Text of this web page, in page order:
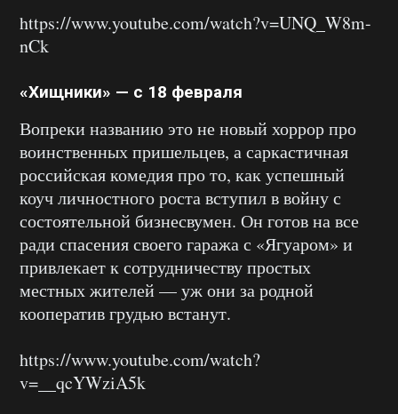
https://www.youtube.com/watch?v=UNQ_W8m-
nCk
«Хищники» — с 18 февраля
Вопреки названию это не новый хоррор про
воинственных пришельцев, а саркастичная
российская комедия про то, как успешный
коуч личностного роста вступил в войну с
состоятельной бизнесвумен. Он готов на все
ради спасения своего гаража с «Ягуаром» и
привлекает к сотрудничеству простых
местных жителей — уж они за родной
кооператив грудью встанут.
https://www.youtube.com/watch?
v=__qcYWziA5k